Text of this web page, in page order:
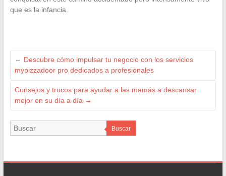
que es la infancia.
← Descubre cómo impulsar tu negocio con los servicios
mypizzadoor pro dedicados a profesionales
Consejos y trucos para ayudar a las mamás a descansar
mejor en su día a día →
Buscar